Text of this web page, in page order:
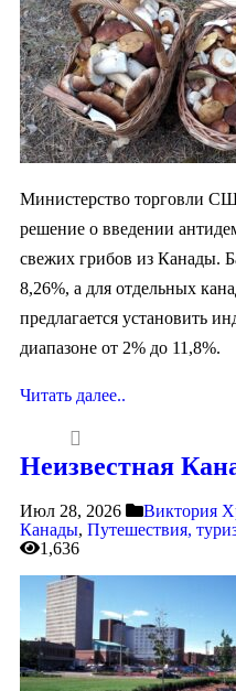
Министерство торговли
решение о введении
свежих грибов из Канады.
8,26%, а для отдельных
предлагается установить
диапазоне от 2% до 11,8%.
Читать далее..
Неизвестная
Июл 28, 2026 Виктория
Канады, Путешествия,
1,636